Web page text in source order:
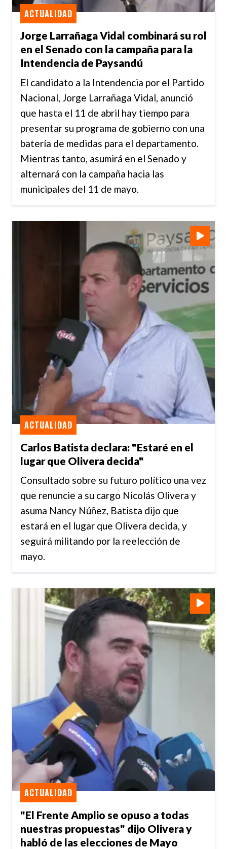
Jorge Larrañaga Vidal combinará su rol
en el Senado con la campaña para la
Intendencia de Paysandú
ACTUALIDAD
El candidato a la Intendencia por el Partido
Nacional, Jorge Larrañaga Vidal, anunció
que hasta el 11 de abril hay tiempo para
presentar su programa de gobierno con una
batería de medidas para el departamento.
Mientras tanto, asumirá en el Senado y
alternará con la campaña hacia las
municipales del 11 de mayo.
Carlos Batista declara: "Estaré en el
lugar que Olivera decida"
ACTUALIDAD
Consultado sobre su futuro político una vez
que renuncie a su cargo Nicolás Olivera y
asuma Nancy Núñez, Batista dijo que
estará en el lugar que Olivera decida, y
seguirá militando por la reelección de
mayo.
"El Frente Amplio se opuso a todas
nuestras propuestas" dijo Olivera y
habló de las elecciones de Mayo
ACTUALIDAD